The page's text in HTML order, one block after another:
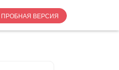
ВЕРСИЯ